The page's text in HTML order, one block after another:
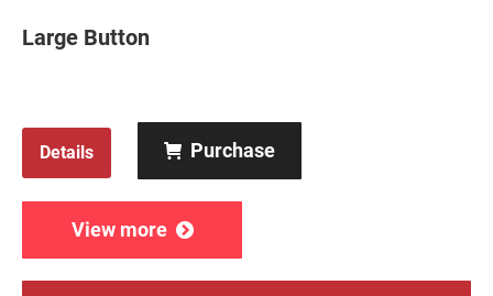
Large Button
Details Purchase
View more